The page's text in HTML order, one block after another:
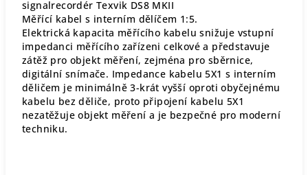
signalrecordér Texvik DS8 MKII
Měřící kabel s interním dělíčem 1:5.
Elektrická kapacita měřícího kabelu snižuje vstupní
impedanci měřícího zařízeni celkové a představuje
zátěž pro objekt měření, zejména pro sběrnice,
digitální snímače. Impedance kabelu 5X1 s interním
děličem je minimálně 3-krát vyšší oproti obyčejnému
kabelu bez děliče, proto připojení kabelu 5X1
nezatěžuje objekt měření a je bezpečné pro moderní
techniku.